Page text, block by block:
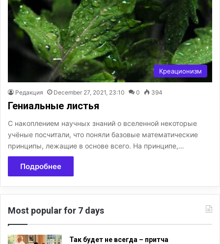
Креационизм
Редакция December 27, 2021, 23:10 0 394
Гениальные листья
С накоплением научных знаний о вселенной некоторые
учёные посчитали, что поняли базовые математические
принципы, лежащие в основе всего. На принципе,…
Подробнее
Most popular for 7 days
Так будет не всегда – притча